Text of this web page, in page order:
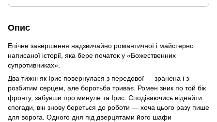
Опис
Епічне завершення надзвичайно романтичної і майстерно
написаної історії, яка бере початок у «Божественних
супротивниках».
Два тижні як Ірис повернулася з передової — зранена і з
розбитим серцем, але боротьба триває. Ромен зник по той бік
фронту, забувши про минуле та Ірис. Сподіваючись віднайти
спогади, він знову береться до роботи — хоча цього разу пише
для ворога. Одного дня під дверцятами його шафи